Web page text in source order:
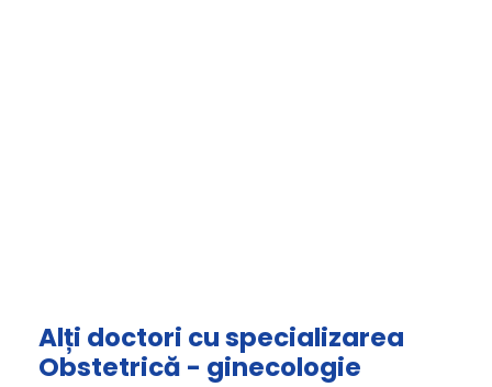
Alți doctori cu specializarea
Obstetrică - ginecologie